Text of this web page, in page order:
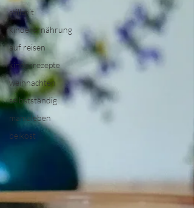
stillzeit
kinderernährung
auf reisen
kinderrezepte
weihnachten
selbstständig
mamaleben
beikost